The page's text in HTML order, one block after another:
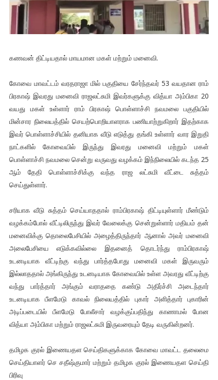
கணவன் திட்டியதால் மாயமான மகள் மற்றும் மனைவி.
கோவை மாவட்டம் வரதராஜா மில் பகுதியை சேர்ந்தவர் 53 வயதான ராம்
பிரகாஷ் இவரது மனைவி ராஜலட்சுமி இவர்களுக்கு வித்யா அம்பிகா 20
வயது மகள் உள்ளார் ராம் பிரகாஷ் பொள்ளாச்சி நவமலை பகுதியில்
மின்சார நிலையத்தில் செயற்பொறியாளராக பணியாற்றுகிறார் இதற்காக
இவர் பொள்ளாச்சியில் தனியாக வீடு எடுத்து தங்கி உள்ளார் வார இறுதி
நாட்களில் கோவையில் இருந்து இவரது மனைவி மற்றும் மகள்
பொள்ளாச்சி நவமலை சென்று வருவது வழக்கம் இந்நிலையில் கடந்த 25
ஆம் தேதி பொள்ளாச்சிக்கு வந்த ராஜ லட்சுமி வீட்டை சுத்தம்
செய்துள்ளார்.
சரியாக வீடு சுத்தம் செய்யாததால் ராம்பிரகாஷ் திட்டியுள்ளார் மீண்டும்
வழக்கம்போல் வீட்டிலிருந்து இவர் வேலைக்கு சென்றுள்ளார் மதியம் தன்
மனைவிக்கு தொலைபேசியில் அழைத்திருந்தார் ஆனால் அவர் மனைவி
அலைபேசியை எடுக்கவில்லை இதனைத் தொடர்ந்து ராம்பிரகாஷ்
உடனடியாக வீட்டிற்கு வந்து பார்த்தபோது மனைவி மகள் இருவரும்
இல்லாததால் அங்கிருந்து உடனடியாக கோவையில் உள்ள அவரது வீட்டிற்கு
வந்து பார்த்தார் அங்கும் வராததை கண்டு அதிர்ச்சி அடைந்தார்
உடனடியாக பீளமேடு காவல் நிலையத்தில் புகார் அளித்தார் புகாரின்
அடிப்படையில் பீளமேடு போலீசார் வழக்குப்பதிந்து காணாமல் போன
வித்யா அம்பிகா மற்றும் ராஜலட்சுமி இருவரையும் தேடி வருகின்றனர்.
தமிழக குரல் இணையதள செய்திகளுக்காக கோவை மாவட்ட தலைமை
செய்தியாளர் செ சதீஷ்குமார் மற்றும் தமிழக குரல் இணையதள செய்தி
பிரிவு